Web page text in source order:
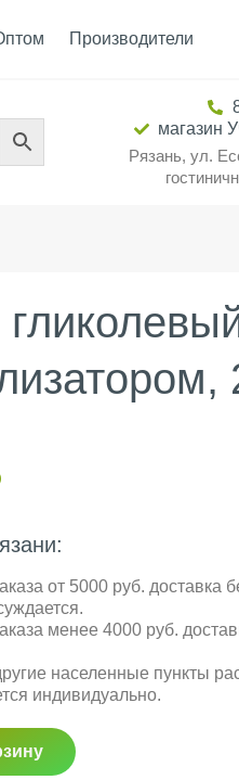
Производители
магазин
Рязань, ул.
от 5000 руб. доставка
менее 4000 руб.
населенные пункты
индивидуально.